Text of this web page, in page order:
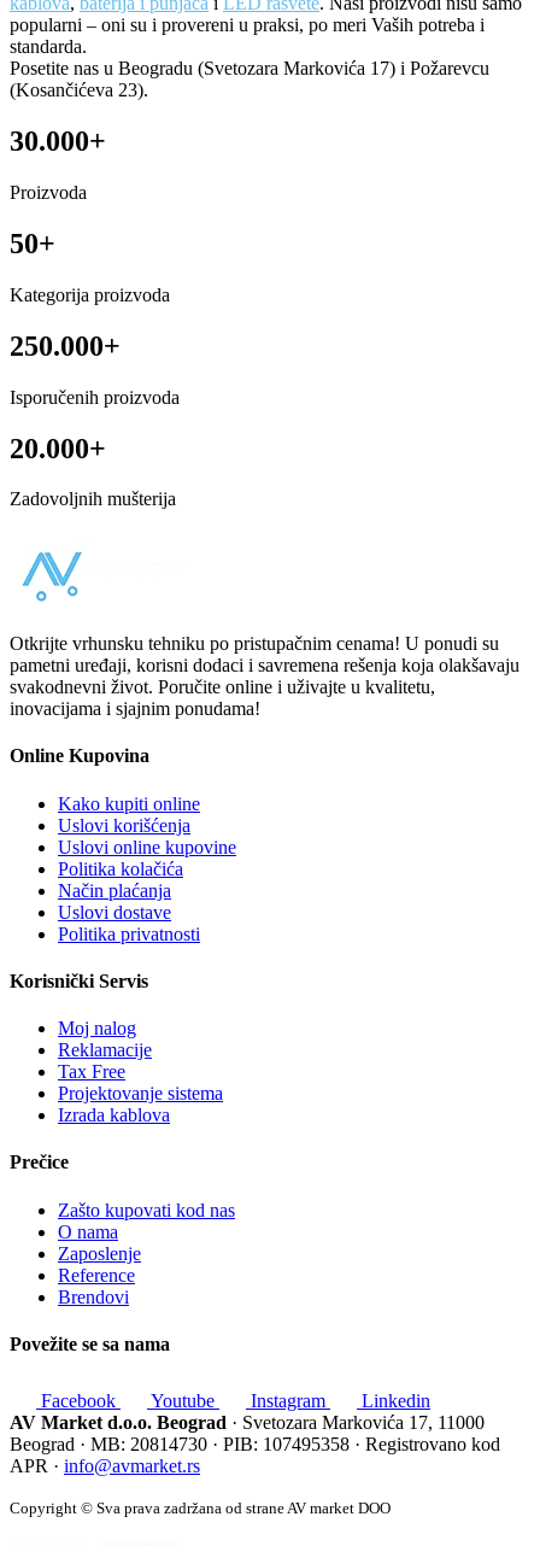
popularni – oni su i provereni u praksi, po meri Vaših potreba i
standarda.
Posetite nas u Beogradu (Svetozara Markovića 17) i Požarevcu
(Kosančićeva 23).
30.000+
Proizvoda
50+
Kategorija proizvoda
250.000+
Isporučenih proizvoda
20.000+
Zadovoljnih mušterija
Otkrijte vrhunsku tehniku po pristupačnim cenama! U ponudi su
pametni uređaji, korisni dodaci i savremena rešenja koja olakšavaju
svakodnevni život. Poručite online i uživajte u kvalitetu,
inovacijama i sjajnim ponudama!
Online Kupovina
Kako kupiti online
Uslovi korišćenja
Uslovi online kupovine
Politika kolačića
Način plaćanja
Uslovi dostave
Politika privatnosti
Korisnički Servis
Moj nalog
Reklamacije
Tax Free
Projektovanje sistema
Izrada kablova
Prečice
Zašto kupovati kod nas
O nama
Zaposlenje
Reference
Brendovi
Povežite se sa nama
Facebook Youtube Instagram
Linkedin
AV Market d.o.o. Beograd · Svetozara Markovića 17, 11000
Beograd · MB: 20814730 · PIB: 107495358 · Registrovano kod
APR · info@avmarket.rs
Copyright © Sva prava zadržana od strane AV market DOO